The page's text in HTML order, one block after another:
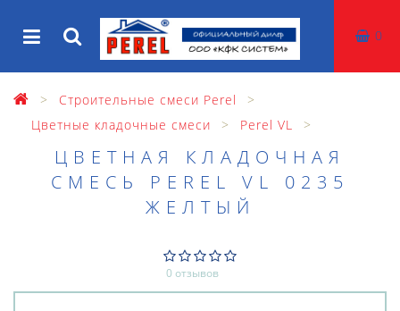
0
Строительные смеси Perel
Цветные кладочные смеси
Perel VL
ЦВЕТНАЯ КЛАДОЧНАЯ
СМЕСЬ PEREL VL 0235
ЖЕЛТЫЙ
0 отзывов